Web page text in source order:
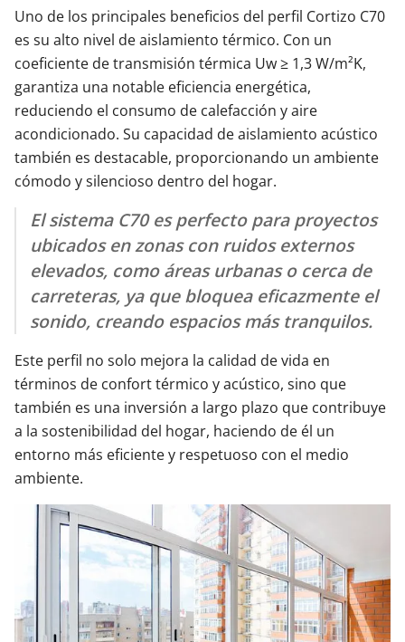
Uno de los principales beneficios del perfil Cortizo C70
es su alto nivel de aislamiento térmico. Con un
coeficiente de transmisión térmica Uw ≥ 1,3 W/m²K,
garantiza una notable eficiencia energética,
reduciendo el consumo de calefacción y aire
acondicionado. Su capacidad de aislamiento acústico
también es destacable, proporcionando un ambiente
cómodo y silencioso dentro del hogar.
El sistema C70 es perfecto para proyectos
ubicados en zonas con ruidos externos
elevados, como áreas urbanas o cerca de
carreteras, ya que bloquea eficazmente el
sonido, creando espacios más tranquilos.
Este perfil no solo mejora la calidad de vida en
términos de confort térmico y acústico, sino que
también es una inversión a largo plazo que contribuye
a la sostenibilidad del hogar, haciendo de él un
entorno más eficiente y respetuoso con el medio
ambiente.